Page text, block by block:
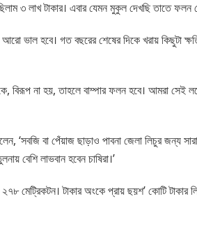
৩ লাখ টাকার। এবার যেমন মুকুল দেখছি তাতে ফলন
ভাল হবে। গত বছরের শেষের দিকে খরায় কিছুটা
বিরূপ না হয়, তাহলে বাম্পার ফলন হবে। আমরা সেই
বা পেঁয়াজ ছাড়াও পাবনা জেলা লিচুর জন্য
বেশি লাভবান হবেন চাষিরা।’
মেট্রিকটন। টাকার অংকে প্রায় ছয়শ’ কোটি টাকার